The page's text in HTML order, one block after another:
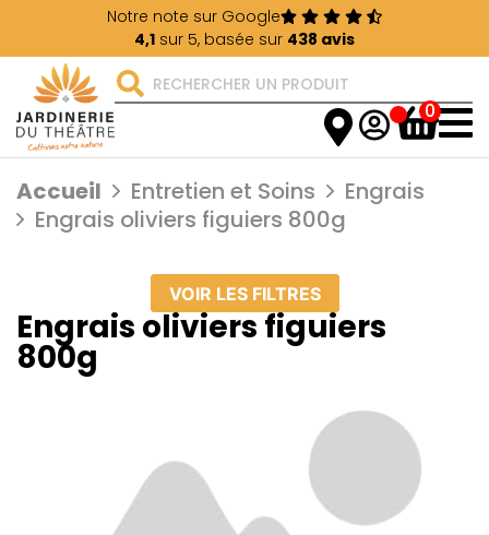
Notre note sur Google
4,1 sur 5, basée sur 438 avis
0
Accueil Entretien et Soins
Engrais
Engrais oliviers figuiers 800g
VOIR LES FILTRES
Engrais oliviers figuiers
800g